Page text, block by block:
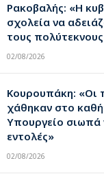
Ρακοβαλής: «Η
σχολεία να
τους
02/08/2026
Κουρουπάκη: «Οι
χάθηκαν στο
Υπουργείο σιωπά
εντολές»
02/08/2026